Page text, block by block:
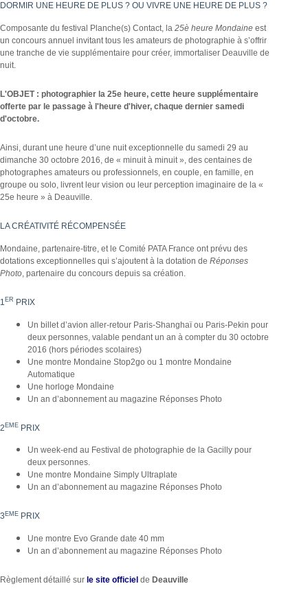
DORMIR UNE HEURE DE PLUS ? OU VIVRE UNE HEURE DE PLUS ?
Composante du festival Planche(s) Contact, la 25è heure Mondaine est
un concours annuel invitant tous les amateurs de photographie à s’offrir
une tranche de vie supplémentaire pour créer, immortaliser Deauville de
nuit.
L'OBJET : photographier la 25e heure, cette heure supplémentaire
offerte par le passage à l'heure d'hiver, chaque dernier samedi
d'octobre.
Ainsi, durant une heure d’une nuit exceptionnelle du samedi 29 au
dimanche 30 octobre 2016, de « minuit à minuit », des centaines de
photographes amateurs ou professionnels, en couple, en famille, en
groupe ou solo, livrent leur vision ou leur perception imaginaire de la «
25e heure » à Deauville.
LA CRÉATIVITÉ RÉCOMPENSÉE
Mondaine, partenaire-titre, et le Comité PATA France ont prévu des
dotations exceptionnelles qui s’ajoutent à la dotation de Réponses
Photo , partenaire du concours depuis sa création.
1 ER PRIX
Un billet d’avion aller-retour Paris-Shanghaï ou Paris-Pekin pour
deux personnes, valable pendant un an à compter du 30 octobre
2016 (hors périodes scolaires)
Une montre Mondaine Stop2go ou 1 montre Mondaine
Automatique
Une horloge Mondaine
Un an d’abonnement au magazine Réponses Photo
2 EME PRIX
Un week-end au Festival de photographie de la Gacilly pour
deux personnes.
Une montre Mondaine Simply Ultraplate
Un an d’abonnement au magazine Réponses Photo
3 EME PRIX
Une montre Evo Grande date 40 mm
Un an d’abonnement au magazine Réponses Photo
Règlement détaillé sur le site officiel de Deauville